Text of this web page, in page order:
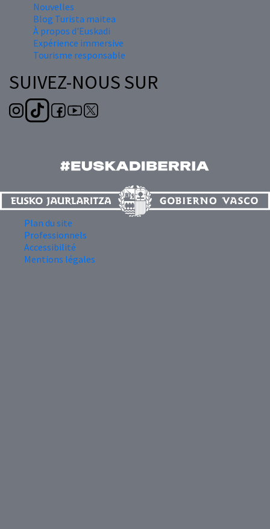
Nouvelles
Blog Turista maitea
À propos d'Euskadi
Expérience immersive
Tourisme responsable
SUIVEZ-NOUS SUR
Plan du site
Professionnels
Accessibilité
Mentions légales